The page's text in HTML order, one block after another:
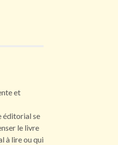
et
éditorial se
le livre
à lire ou qui